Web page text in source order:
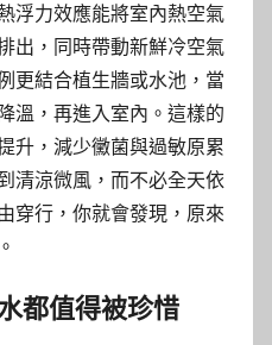
浮力效應能將室內熱空氣
出，同時帶動新鮮冷空氣
更結合植生牆或水池，當
溫，再進入室內。這樣的
升，減少黴菌與過敏原累
清涼微風，而不必全天依
穿行，你就會發現，原來
都值得被珍惜